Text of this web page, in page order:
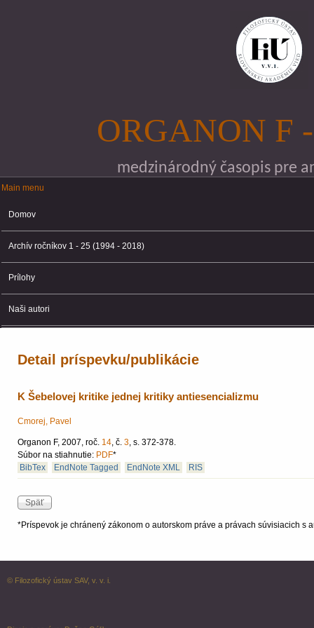
ORGANON F
medzinárodný časopis pre
Main menu
Main menu
Domov
Archív ročníkov 1 - 25 (1994 - 2018)
Prílohy
Naši autori
Detail príspevku/publikácie
K Šebelovej kritike jednej kritiky antiesencializmu
Cmorej, Pavel
Organon F, 2007, roč. 14, č. 3, s. 372-378.
Súbor na stiahnutie: PDF*
BibTex
EndNote Tagged EndNote XML RIS
*Príspevok je chránený zákonom o autorskom práve a právach súvisiacich s
© Filozofický ústav SAV, v. v. i.